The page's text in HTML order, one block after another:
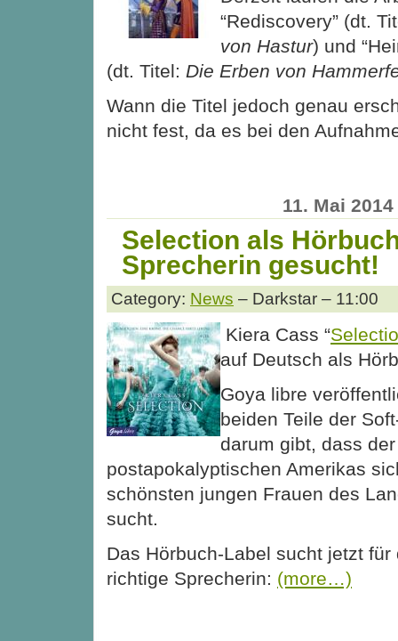
“Rediscovery” (dt.
von Hastur) und
(dt. Titel: Die Erben von
Wann die Titel jedoch genau
nicht fest, da es bei den
11. Mai 2014
Selection als
Sprecherin gesucht!
Category: News – Darkstar – 11:00
Kiera Cass “
auf Deutsch als
Goya libre
beiden Teile der
darum gibt, dass
postapokalyptischen Amerikas
schönsten jungen Frauen des
sucht.
Das Hörbuch-Label sucht jetzt für
richtige Sprecherin: (more…)